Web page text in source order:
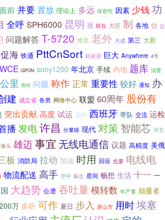
面前 并要 置放 理论上 多远 保密性 因素 少钱功
全呼 SPH6000 昆明 视 联在 大区 制 各地 估 公
问题解答 T-5720 博览 老外 大成 第三 大新
促海 铁通 PttCnSort 精麦通 巨大 Anywhere 4号
GPON sony1200 年北京 手续 内地 题库 须要
里 教程 问题 称作 正常 重要性 较好 通知 办
建 成立省 各类 网络中心 联盟 60周年 股份有
突出贡献 高度 试运 迈向 西班牙 带队 交流 运检
播发电许昌 分量级 现代 对策 智能芯 河北
头 雄迈事宜 无线电通信 议题 高精度 美俄
板 消防局 拉动 加油 时用 回应 也要 电线电
物流配送 高手 空中 标志 星间 畅想 生活 十一 一
大趋势 会遭 吞吐量 模转数 年产量 颠覆者
200万 多听 可作 夏日 步入 唐山市 用时埃塞